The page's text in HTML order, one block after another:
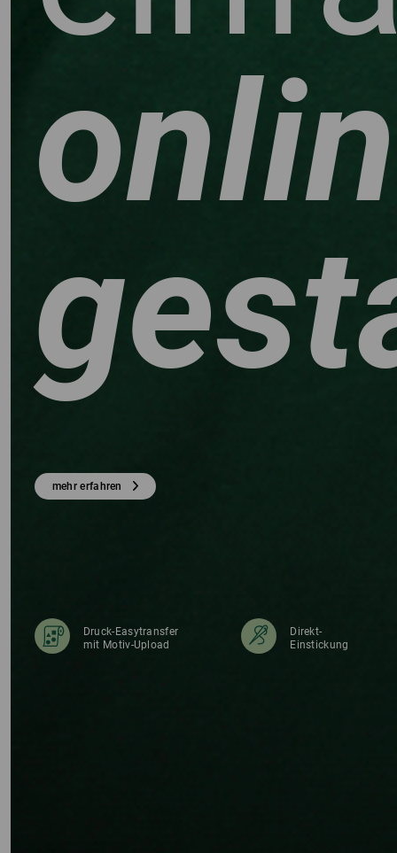
mehr erfahren
Druck-Easytransfer
mit Motiv-Upload
Direkt-
Einstickung